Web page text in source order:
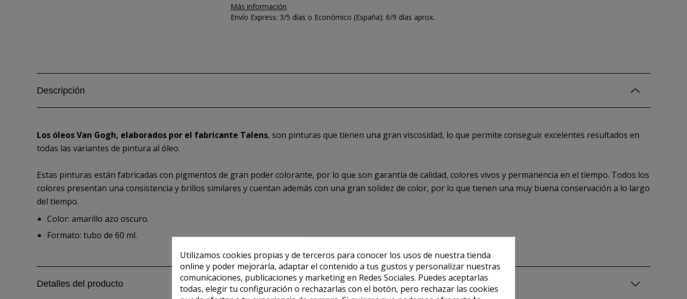
Más información
Envío Express: 3/5 días o Económico (España): 6/9 días aprox.
Descripción
Los óleos Van Gogh, elaborados por el fabricante Talens, son pinturas que tienen una gran viscosidad, lo que permite conseguir excelentes resultados en
todas las variantes de pintura al óleo.
Estas pinturas están fabricadas con pigmentos de gran poder colorante, por lo que son garantía de calidad, colores vivos y permanencia en el tiempo. Todos los
colores presentan una consistencia y brillos similares y cuentan además con una gran solidez de color, por lo que tienen una muy buena conservación a lo largo
del tiempo.
Color: amarillo azo oscuro.
Formato: tubo de 60 ml.
Detalles del producto
Utilizamos cookies propias y de terceros para conocer los usos de nuestra tienda
online y poder mejorarla, adaptar el contenido a tus gustos y personalizar nuestras
comunicaciones, publicaciones y marketing en Redes Sociales. Puedes aceptarlas
todas, elegir tu configuración o rechazarlas con el botón, pero rechazar las cookies